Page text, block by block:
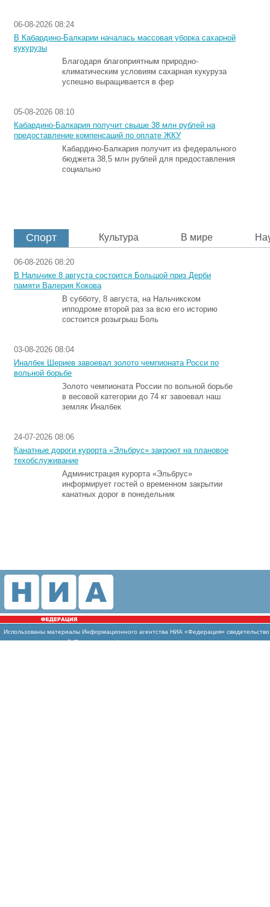
06-08-2026 08:24
В Кабардино-Балкарии началась массовая уборка сахарной
кукурузы
Благодаря благоприятным природно-
климатическим условиям сахарная кукуруза
успешно выращивается в фер
05-08-2026 08:10
Кабардино-Балкария получит свыше 38 млн рублей на
предоставление компенсаций по оплате ЖКУ
Кабардино-Балкария получит из федерального
бюджета 38,5 млн рублей для предоставления
социально
Спорт Культура В мире
06-08-2026 08:20
В Нальчике 8 августа состоится Большой приз Дерби
памяти Валерия Кокова
В субботу, 8 августа, на Нальчикском
ипподроме второй раз за всю его историю
состоится розыгрыш Боль
03-08-2026 08:04
Иналбек Шериев завоевал золото чемпионата Росси по
вольной борьбе
Золото чемпионата России по вольной борьбе
в весовой категории до 74 кг завоевал наш
земляк Иналбек
24-07-2026 08:06
Канатные дороги курорта «Эльбрус» закроют на плановое
техобслуживание
Администрация курорта «Эльбрус»
информирует гостей о временном закрытии
канатных дорог в понедельник
Использованы материалы Информационного агентства НИА «Федерация»
массовых коммуникаций (Роскомнадзор)